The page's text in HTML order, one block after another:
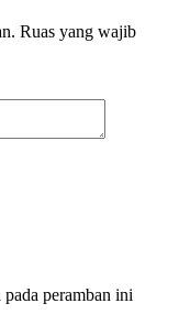
Ruas yang wajib
peramban ini